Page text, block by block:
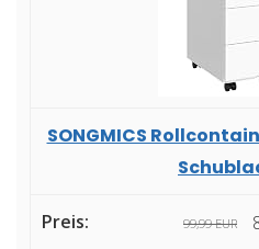
SONGMICS
99,99 EUR